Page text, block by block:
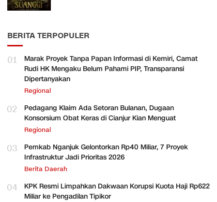
BERITA TERPOPULER
01
Marak Proyek Tanpa Papan Informasi di Kemiri, Camat
Rudi HK Mengaku Belum Pahami PIP, Transparansi
Dipertanyakan
Regional
02
Pedagang Klaim Ada Setoran Bulanan, Dugaan
Konsorsium Obat Keras di Cianjur Kian Menguat
Regional
03
Pemkab Nganjuk Gelontorkan Rp40 Miliar, 7 Proyek
Infrastruktur Jadi Prioritas 2026
Berita Daerah
04
KPK Resmi Limpahkan Dakwaan Korupsi Kuota Haji Rp622
Miliar ke Pengadilan Tipikor